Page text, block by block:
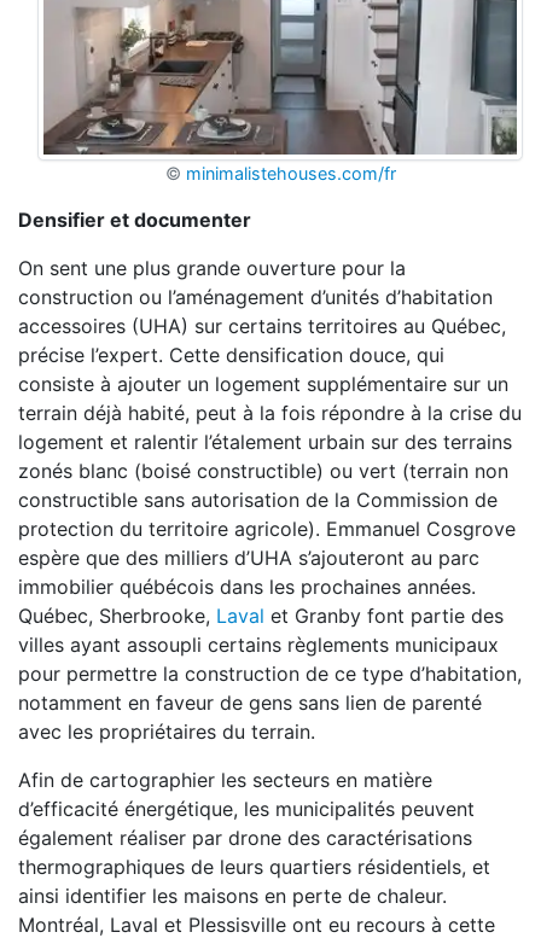
© minimalistehouses.com/fr
Densifier et documenter
On sent une plus grande ouverture pour la
construction ou l’aménagement d’unités d’habitation
accessoires (UHA) sur certains territoires au Québec,
précise l’expert. Cette densification douce, qui
consiste à ajouter un logement supplémentaire sur un
terrain déjà habité, peut à la fois répondre à la crise du
logement et ralentir l’étalement urbain sur des terrains
zonés blanc (boisé constructible) ou vert (terrain non
constructible sans autorisation de la Commission de
protection du territoire agricole). Emmanuel Cosgrove
espère que des milliers d’UHA s’ajouteront au parc
immobilier québécois dans les prochaines années.
Québec, Sherbrooke, Laval et Granby font partie des
villes ayant assoupli certains règlements municipaux
pour permettre la construction de ce type d’habitation,
notamment en faveur de gens sans lien de parenté
avec les propriétaires du terrain.
Afin de cartographier les secteurs en matière
d’efficacité énergétique, les municipalités peuvent
également réaliser par drone des caractérisations
thermographiques de leurs quartiers résidentiels, et
ainsi identifier les maisons en perte de chaleur.
Montréal, Laval et Plessisville ont eu recours à cette